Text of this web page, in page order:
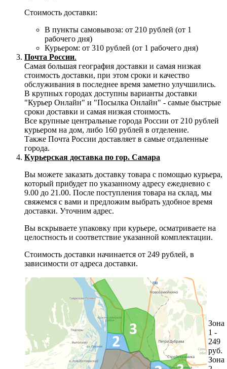
Стоимость доставки:
В пункты самовывоза: от 210 рублей (от 1
рабочего дня)
Курьером: от 310 рублей (от 1 рабочего дня)
Почта России.
Самая большая география доставки и самая низкая
стоимость доставки, при этом сроки и качество
обслуживания в последнее время заметно улучшились.
В крупных городах доступны варианты доставки
"Курьер Онлайн" и "Посылка Онлайн" - самые быстрые
сроки доставки и самая низкая стоимость.
Все крупные центральные города России от 210 рублей
курьером на дом, либо 160 рублей в отделение.
Также Почта России доставляет в самые отдаленные
города.
Курьерская доставка по гор. Самара
Вы можете заказать доставку товара с помощью курьера,
который прибудет по указанному адресу ежедневно с
9.00 до 21.00. После поступления товара на склад, мы
свяжемся с вами и предложим выбрать удобное время
доставки. Уточним адрес.
Вы вскрываете упаковку при курьере, осматриваете на
целостность и соответствие указанной комплектации.
Стоимость доставки начинается от 249 рублей, в
зависимости от адреса доставки.
Зона
1 -
249
руб.
Зона